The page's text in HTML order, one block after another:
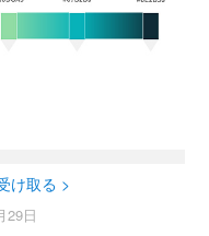
け取る >
29日